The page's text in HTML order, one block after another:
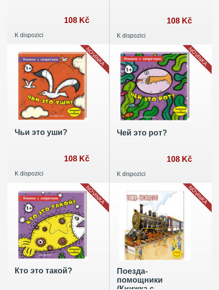
108 Kč
K dispozici
108 Kč
K dispozici
Чьи это уши?
108 Kč
K dispozici
NOVINKA
Чей это рот?
108 Kč
K dispozici
NOVINKA
Кто это такой?
NOVINKA
Поезда-
помощники
NOVINKA